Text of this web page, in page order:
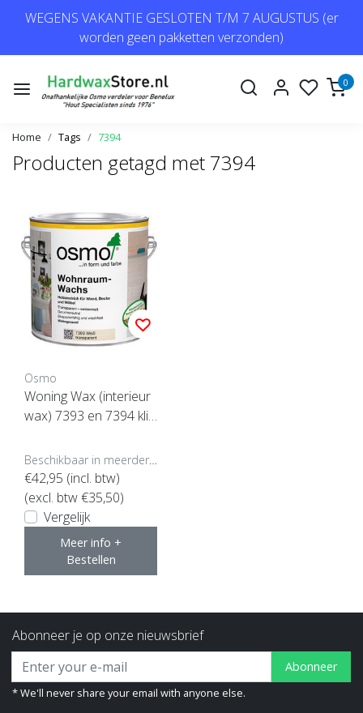
WEGENS VAKANTIE GESLOTEN T/M 7 AUGUSTUS (er
worden geen pakketten verzonden)
0
Home Tags 7394
Producten getagd met 7394
Osmo
Woning Wax (interieur
wax) 7393 en 7394 klik
€42,95 (incl. btw)
(excl. btw €35,50)
Vergelijk
Meer info +
Bestellen
Abonneer je op onze nieuwsbrief
Abonneer
* We'll never share your email with anyone else.